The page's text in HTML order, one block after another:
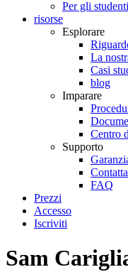
Per gli studenti
risorse
Esplorare
La
Casi
blog
Imparare
Centro
Supporto
FAQ
Prezzi
Accesso
Iscriviti
Sam